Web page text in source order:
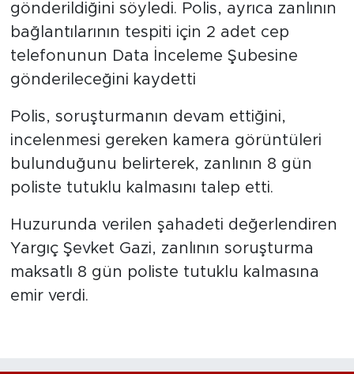
gönderildiğini söyledi. Polis, ayrıca zanlının
bağlantılarının tespiti için 2 adet cep
telefonunun Data İnceleme Şubesine
gönderileceğini kaydetti
Polis, soruşturmanın devam ettiğini,
incelenmesi gereken kamera görüntüleri
bulunduğunu belirterek, zanlının 8 gün
poliste tutuklu kalmasını talep etti.
Huzurunda verilen şahadeti değerlendiren
Yargıç Şevket Gazi, zanlının soruşturma
maksatlı 8 gün poliste tutuklu kalmasına
emir verdi.